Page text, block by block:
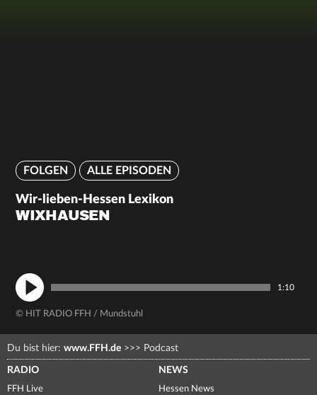
FOLGEN ALLE EPISODEN
Wir-lieben-Hessen Lexikon
WIXHAUSEN
1:10
© HIT RADIO FFH / Mundstuhl
Du bist hier: www.FFH.de >>> Podcast
RADIO
FFH Live
NEWS
Hessen News